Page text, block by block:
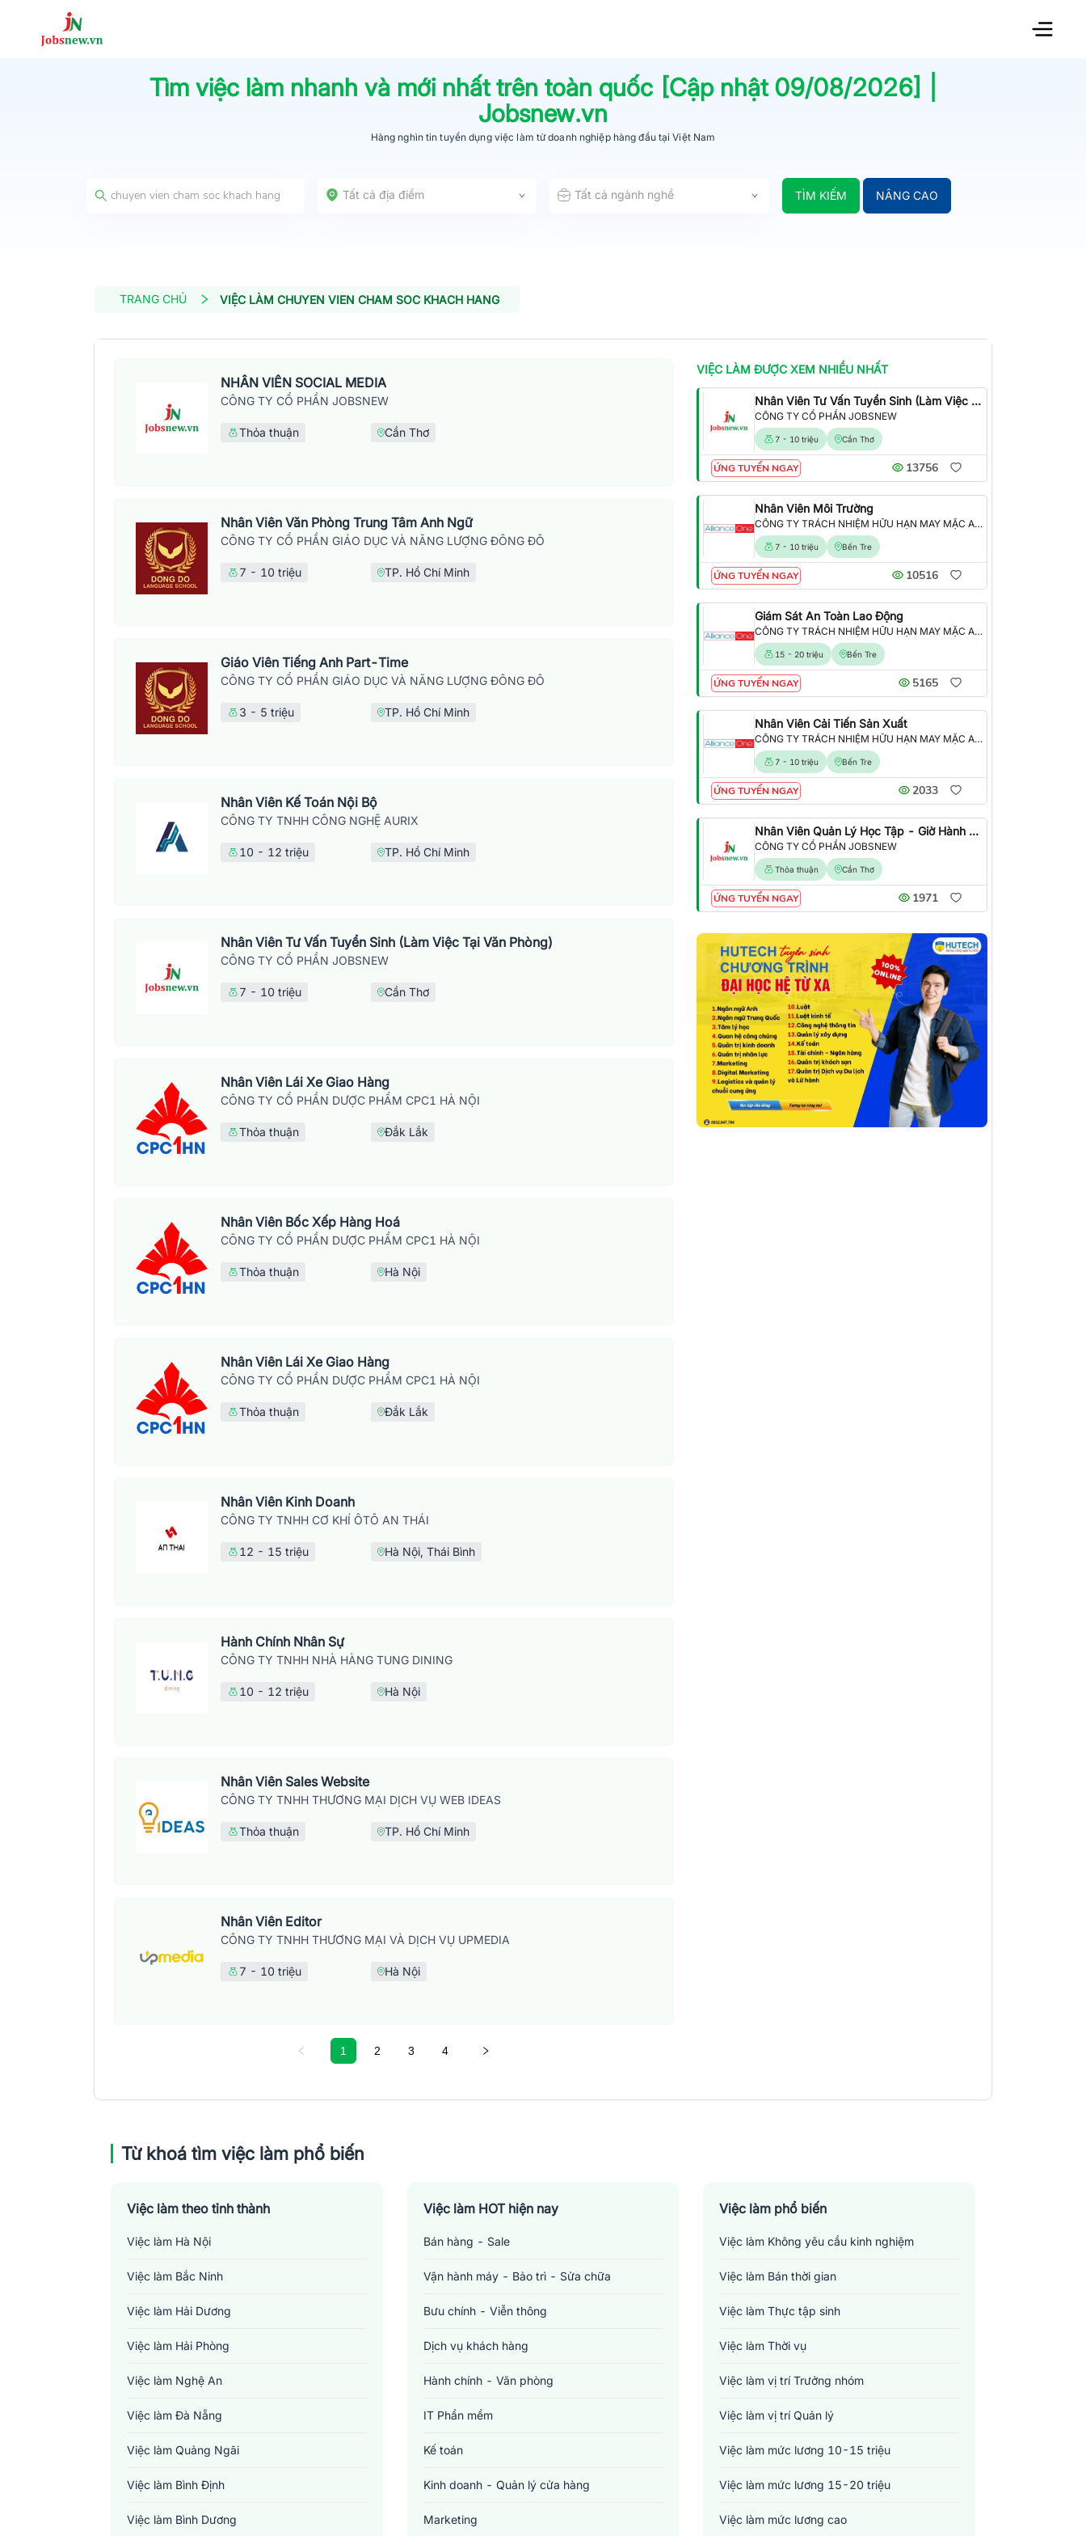
Tìm việc làm nhanh và mới nhất trên toàn quốc [Cập nhật 09/08/2026] |
Jobsnew.vn
Hàng nghìn tin tuyển dụng việc làm từdoanh nghiệp hàng đầutại Việt Nam
Tất cả địa điểm Tất cả ngành nghề TÌM KIẾM NÂNG CAO
TRANG CHỦ VIỆC LÀM CHUYEN VIEN CHAM SOC KHACH HANG
NHÂN VIÊN SOCIAL MEDIA
CÔNG TY CỔ PHẦN JOBSNEW
Thỏa thuận Cần Thơ
Nhân Viên Văn Phòng Trung Tâm Anh Ngữ
CÔNG TY CỔ PHẦN GIÁO DỤC VÀ NĂNG LƯỢNG ĐÔNG ĐÔ
7 - 10 triệu TP. Hồ Chí Minh
Giáo Viên Tiếng Anh Part-Time
CÔNG TY CỔ PHẦN GIÁO DỤC VÀ NĂNG LƯỢNG ĐÔNG ĐÔ
3 - 5 triệu TP. Hồ Chí Minh
Nhân Viên Kế Toán Nội Bộ
CÔNG TY TNHH CÔNG NGHỆ AURIX
10 - 12 triệu TP. Hồ Chí Minh
Nhân Viên Tư Vấn Tuyển Sinh (Làm Việc Tại Văn Phòng)
CÔNG TY CỔ PHẦN JOBSNEW
7 - 10 triệu Cần Thơ
Nhân Viên Lái Xe Giao Hàng
CÔNG TY CỔ PHẦN DƯỢC PHẨM CPC1 HÀ NỘI
Thỏa thuận Đắk Lắk
Nhân Viên Bốc Xếp Hàng Hoá
CÔNG TY CỔ PHẦN DƯỢC PHẨM CPC1 HÀ NỘI
Thỏa thuận Hà Nội
Nhân Viên Lái Xe Giao Hàng
CÔNG TY CỔ PHẦN DƯỢC PHẨM CPC1 HÀ NỘI
Thỏa thuận Đắk Lắk
Nhân Viên Kinh Doanh
CÔNG TY TNHH CƠ KHÍ ÔTÔ AN THÁI
12 - 15 triệu Hà Nội, Thái Bình
Hành Chính Nhân Sự
CÔNG TY TNHH NHÀ HÀNG TUNG DINING
10 - 12 triệu Hà Nội
Nhân Viên Sales Website
CÔNG TY TNHH THƯƠNG MẠI DỊCH VỤ WEB IDEAS
Thỏa thuận TP. Hồ Chí Minh
Nhân Viên Editor
CÔNG TY TNHH THƯƠNG MẠI VÀ DỊCH VỤ UPMEDIA
7 - 10 triệu Hà Nội
1 2 3 4
VIỆC LÀM ĐƯỢC XEM NHIỀU NHẤT
Nhân Viên Tư Vấn Tuyển Sinh (Làm Việc Tại Văn Phòng)
CÔNG TY CỔ PHẦN JOBSNEW
7 - 10 triệu Cần Thơ
ỨNG TUYỂN NGAY 13756
Nhân Viên Môi Trường
CÔNG TY TRÁCH NHIỆM HỮU HẠN MAY MẶC ALLIANCE ONE
7 - 10 triệu Bến Tre
ỨNG TUYỂN NGAY 10516
Giám Sát An Toàn Lao Động
CÔNG TY TRÁCH NHIỆM HỮU HẠN MAY MẶC ALLIANCE ONE
15 - 20 triệu Bến Tre
ỨNG TUYỂN NGAY 5165
Nhân Viên Cải Tiến Sản Xuất
CÔNG TY TRÁCH NHIỆM HỮU HẠN MAY MẶC ALLIANCE ONE
7 - 10 triệu Bến Tre
ỨNG TUYỂN NGAY 2033
Nhân Viên Quản Lý Học Tập - Giờ Hành Chính
CÔNG TY CỔ PHẦN JOBSNEW
Thỏa thuận Cần Thơ
ỨNG TUYỂN NGAY 1971
Từ khoá tìm việc làm phổ biến
Việc làm theo tỉnh thành
Việc làm Hà Nội
Việc làm Bắc Ninh
Việc làm Hải Dương
Việc làm Hải Phòng
Việc làm Nghệ An
Việc làm Đà Nẵng
Việc làm Quảng Ngãi
Việc làm Bình Định
Việc làm Bình Dương
Việc làm HOT hiện nay
Bán hàng - Sale
Vận hành máy - Bảo trì - Sửa chữa
Bưu chính - Viễn thông
Dịch vụ khách hàng
Hành chính - Văn phòng
IT Phần mềm
Kế toán
Kinh doanh - Quản lý cửa hàng
Marketing
Việc làm phổ biến
Việc làm Không yêu cầu kinh nghiệm
Việc làm Bán thời gian
Việc làm Thực tập sinh
Việc làm Thời vụ
Việc làm vị trí Trưởng nhóm
Việc làm vị trí Quản lý
Việc làm mức lương 10-15 triệu
Việc làm mức lương 15-20 triệu
Việc làm mức lương cao